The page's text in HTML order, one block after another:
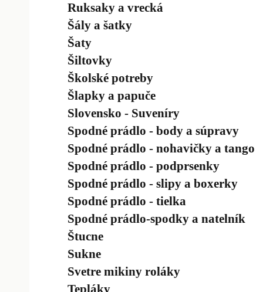
Ruksaky a vrecká
Šály a šatky
Šaty
Šiltovky
Školské potreby
Šlapky a papuče
Slovensko - Suveníry
Spodné prádlo - body a súpravy
Spodné prádlo - nohavičky a tango
Spodné prádlo - podprsenky
Spodné prádlo - slipy a boxerky
Spodné prádlo - tielka
Spodné prádlo-spodky a natelník
Štucne
Sukne
Svetre mikiny roláky
Tepláky